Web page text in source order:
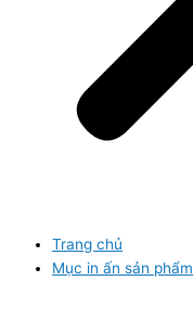
Trang chủ
Mục in ấn sản phẩm